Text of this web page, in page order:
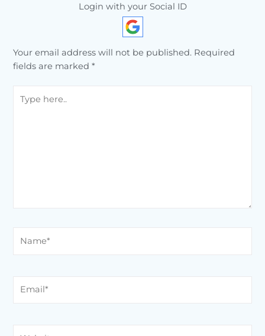
Login with your Social ID
Your email address will not be published. Required
fields are marked*
here..